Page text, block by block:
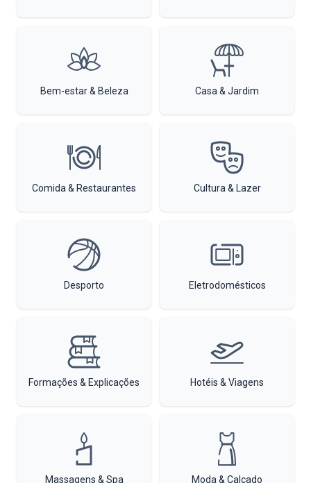
Bem-estar & Beleza Casa & Jardim
Comida & Restaurantes Cultura & Lazer
Desporto Eletrodomésticos
Formações & Explicações Hotéis & Viagens
Massagens & Spa Moda & Calçado